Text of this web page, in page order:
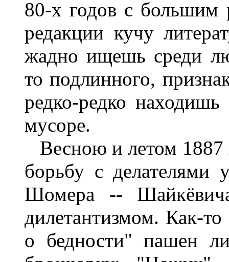
80-х годов с большим
редакции кучу
жадно ищешь среди
то подлинного,
редко-редко
мусоре.
Весною и летом 1887
борьбу с делателями
Шомера --
дилетантизмом. Как-то
о бедности" пашен